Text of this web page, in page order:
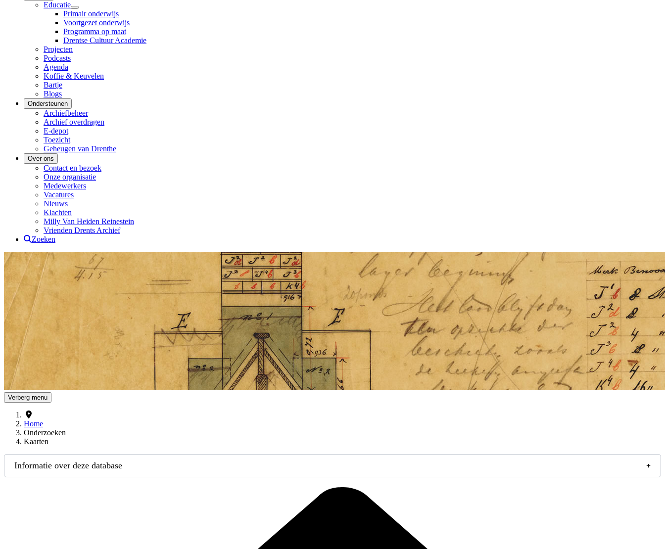
Educatie
Primair onderwijs
Voortgezet onderwijs
Programma op maat
Drentse Cultuur Academie
Projecten
Podcasts
Agenda
Koffie & Keuvelen
Bartje
Blogs
Ondersteunen
Archiefbeheer
Archief overdragen
E-depot
Toezicht
Geheugen van Drenthe
Over ons
Contact en bezoek
Onze organisatie
Medewerkers
Vacatures
Nieuws
Klachten
Milly Van Heiden Reinestein
Vrienden Drents Archief
Zoeken
Drents Archief
Verberg menu
Home
Onderzoeken
Kaarten
Informatie over deze database